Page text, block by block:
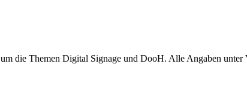
die Themen Digital Signage und DooH. Alle Angaben unter